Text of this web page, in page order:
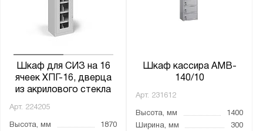
Шкаф для СИЗ на 16
ячеек ХПГ-16, дверца
из акрилового стекла
Арт. 224205
Высота, мм
1870
Шкаф кассира AMB-
140/10
Арт. 231612
Высота, мм
1400
Ширина, мм
300
Практик
РШС
СВ